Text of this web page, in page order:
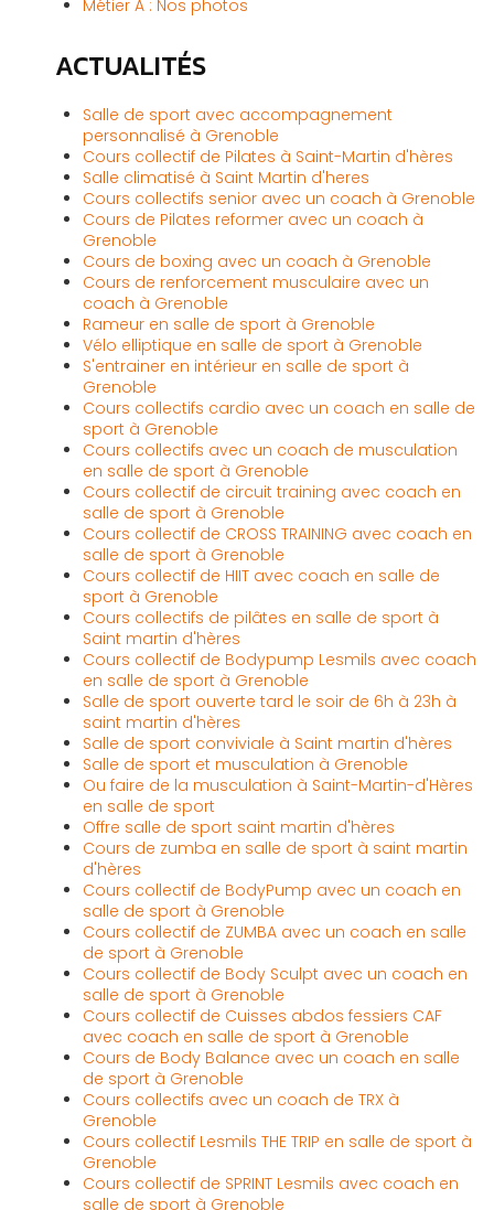
Métier A : Nos photos
ACTUALITÉS
Salle de sport avec accompagnement
personnalisé à Grenoble
Cours collectif de Pilates à Saint-Martin d'hères
Salle climatisé à Saint Martin d'heres
Cours collectifs senior avec un coach à Grenoble
Cours de Pilates reformer avec un coach à
Grenoble
Cours de boxing avec un coach à Grenoble
Cours de renforcement musculaire avec un
coach à Grenoble
Rameur en salle de sport à Grenoble
Vélo elliptique en salle de sport à Grenoble
S'entrainer en intérieur en salle de sport à
Grenoble
Cours collectifs cardio avec un coach en salle de
sport à Grenoble
Cours collectifs avec un coach de musculation
en salle de sport à Grenoble
Cours collectif de circuit training avec coach en
salle de sport à Grenoble
Cours collectif de CROSS TRAINING avec coach en
salle de sport à Grenoble
Cours collectif de HIIT avec coach en salle de
sport à Grenoble
Cours collectifs de pilâtes en salle de sport à
Saint martin d'hères
Cours collectif de Bodypump Lesmils avec coach
en salle de sport à Grenoble
Salle de sport ouverte tard le soir de 6h à 23h à
saint martin d'hères
Salle de sport conviviale à Saint martin d'hères
Salle de sport et musculation à Grenoble
Ou faire de la musculation à Saint-Martin-d'Hères
en salle de sport
Offre salle de sport saint martin d'hères
Cours de zumba en salle de sport à saint martin
d'hères
Cours collectif de BodyPump avec un coach en
salle de sport à Grenoble
Cours collectif de ZUMBA avec un coach en salle
de sport à Grenoble
Cours collectif de Body Sculpt avec un coach en
salle de sport à Grenoble
Cours collectif de Cuisses abdos fessiers CAF
avec coach en salle de sport à Grenoble
Cours de Body Balance avec un coach en salle
de sport à Grenoble
Cours collectifs avec un coach de TRX à
Grenoble
Cours collectif Lesmils THE TRIP en salle de sport à
Grenoble
Cours collectif de SPRINT Lesmils avec coach en
salle de sport à Grenoble